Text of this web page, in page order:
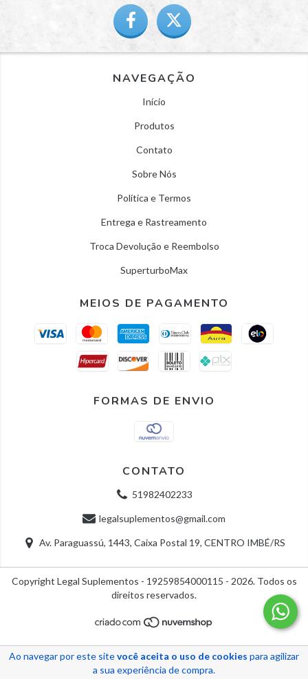
Ao navegar por este sitevocê aceita o uso de cookies para agilizar
a sua experiência de compra.
NAVEGAÇÃO
Início
Produtos
Contato
Sobre Nós
Política e Termos
Entrega e Rastreamento
Troca Devolução e Reembolso
SuperturboMax
MEIOS DE PAGAMENTO
FORMAS DE ENVIO
CONTATO
51982402233
legalsuplementos@gmail.com
Av. Paraguassú, 1443, Caixa Postal 19, CENTRO IMBÉ/RS
Copyright Legal Suplementos - 19259854000115 - 2026. Todos os
direitos reservados.